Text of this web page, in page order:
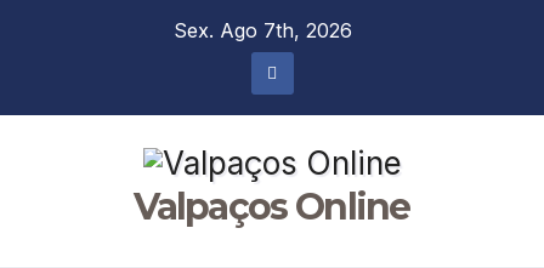
Sex. Ago 7th, 2026
Valpaços Online